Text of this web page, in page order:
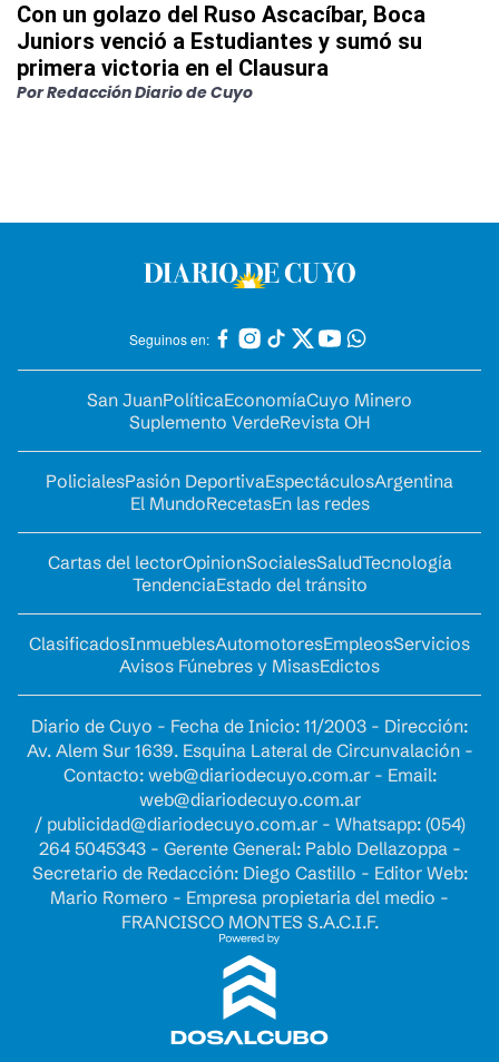
Con un golazo del Ruso Ascacíbar, Boca
Juniors venció a Estudiantes y sumó su
primera victoria en el Clausura
PorRedacción Diario de Cuyo
Seguinos en:
San JuanPolíticaEconomíaCuyo Minero
Suplemento VerdeRevista OH
PolicialesPasión DeportivaEspectáculosArgentina
El MundoRecetasEn las redes
Cartas del lectorOpinionSocialesSaludTecnología
TendenciaEstado del tránsito
ClasificadosInmueblesAutomotoresEmpleosServicios
Avisos Fúnebres y MisasEdictos
Diario de Cuyo - Fecha de Inicio: 11/2003 - Dirección:
Av. Alem Sur 1639. Esquina Lateral de Circunvalación -
Contacto: web@diariodecuyo.com.ar- Email:
web@diariodecuyo.com.ar
/ publicidad@diariodecuyo.com.ar- Whatsapp: (054)
264 5045343 - Gerente General: Pablo Dellazoppa -
Secretario de Redacción: Diego Castillo - Editor Web:
Mario Romero - Empresa propietaria del medio -
FRANCISCO MONTES S.A.C.I.F.